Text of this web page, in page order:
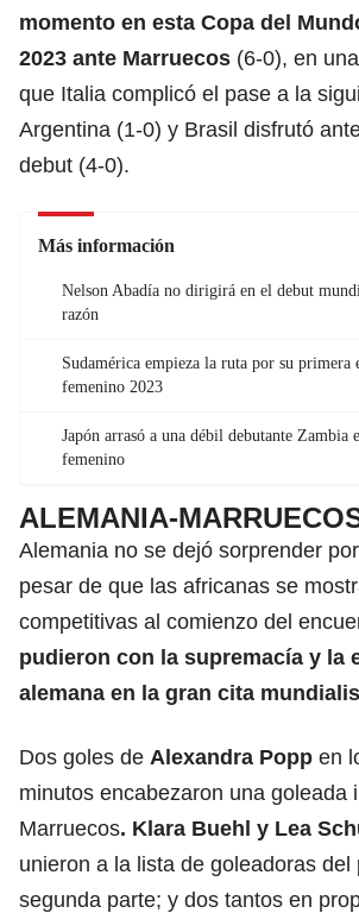
momento en esta Copa del
2023 ante Marruecos (6-0), en
que Italia complicó el pase a la
Argentina (1-0) y Brasil disfrutó
debut (4-0).
Más información
Nelson Abadía no dirigirá en el debut
razón
Sudamérica empieza la ruta por su primera
femenino 2023
Japón arrasó a una débil debutante Zambia
femenino
ALEMANIA-
Alemania no se dejó sorprender
pesar de que las africanas se
competitivas al comienzo del
pudieron con la supremacía y la
alemana en la gran cita
Dos goles de Alexandra Popp en
minutos encabezaron una goleada
Marruecos. Klara Buehl y Lea
unieron a la lista de goleadoras del
segunda parte; y dos tantos en